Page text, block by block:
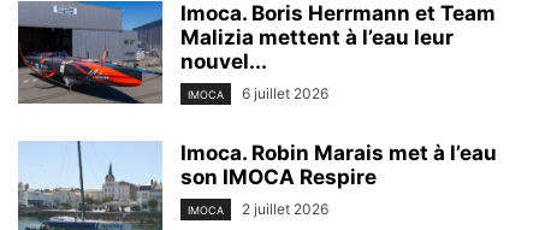
Imoca. Boris Herrmann et Team
Malizia mettent à l’eau leur
nouvel...
IMOCA 6 juillet 2026
Imoca. Robin Marais met à l’eau
son IMOCA Respire
IMOCA 2 juillet 2026